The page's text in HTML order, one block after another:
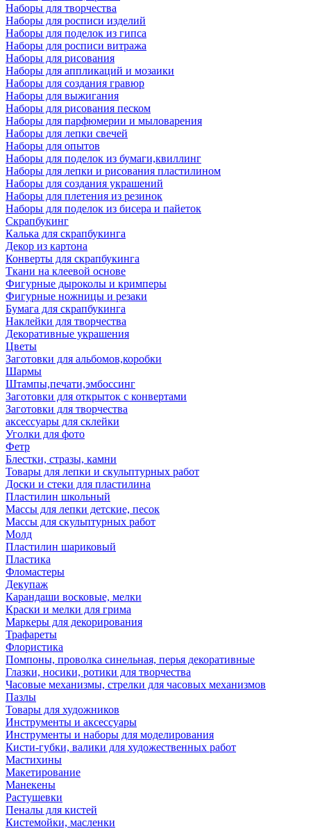
Наборы для творчества
Наборы для росписи изделий
Наборы для поделок из гипса
Наборы для росписи витража
Наборы для рисования
Наборы для аппликаций и мозаики
Наборы для создания гравюр
Наборы для выжигания
Наборы для рисования песком
Наборы для парфюмерии и мыловарения
Наборы для лепки свечей
Наборы для опытов
Наборы для поделок из бумаги,квиллинг
Наборы для лепки и рисования пластилином
Наборы для создания украшений
Наборы для плетения из резинок
Наборы для поделок из бисера и пайеток
Скрапбукинг
Калька для скрапбукинга
Декор из картона
Конверты для скрапбукинга
Ткани на клеевой основе
Фигурные дыроколы и кримперы
Фигурные ножницы и резаки
Бумага для скрапбукинга
Наклейки для творчества
Декоративные украшения
Цветы
Заготовки для альбомов,коробки
Шармы
Штампы,печати,эмбоссинг
Заготовки для открыток с конвертами
Заготовки для творчества
аксессуары для склейки
Уголки для фото
Фетр
Блестки, стразы, камни
Товары для лепки и скульптурных работ
Доски и стеки для пластилина
Пластилин школьный
Массы для лепки детские, песок
Массы для скульптурных работ
Молд
Пластилин шариковый
Пластика
Фломастеры
Декупаж
Карандаши восковые, мелки
Краски и мелки для грима
Маркеры для декорирования
Трафареты
Флористика
Помпоны, проволка синельная, перья декоративные
Глазки, носики, ротики для творчества
Часовые механизмы, стрелки для часовых механизмов
Пазлы
Товары для художников
Инструменты и аксессуары
Инструменты и наборы для моделирования
Кисти-губки, валики для художественных работ
Мастихины
Макетирование
Манекены
Растушевки
Пеналы для кистей
Кистемойки, масленки